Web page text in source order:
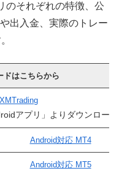
のそれぞれの特徴、公
出入金、実際のトレー
ドはこちらから
アプリ」よりダウンロード
Android対応 MT4
Android対応 MT5